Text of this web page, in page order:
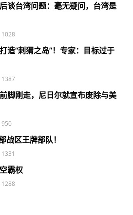
谈台湾问题：毫无疑问，台湾是
1028
造“刺猬之岛”！专家：目标过于
1387
脚刚走，尼日尔就宣布废除与美
950
战区王牌部队！
1331
霸权
1288